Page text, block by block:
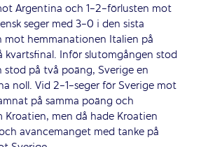
Argentina och 1-2-förlusten mot
seger med 3-0 i den sista
mot hemmanationen Italien på
kvartsfinal. Inför slutomgången stod
på två poäng, Sverige en
noll. Vid 2-1-seger för Sverige mot
på samma poäng och
Kroatien, men då hade Kroatien
avancemanget med tanke på